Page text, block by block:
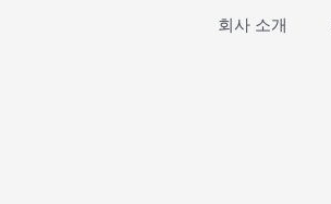
회사 소개